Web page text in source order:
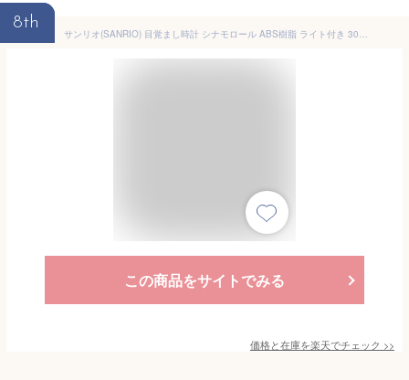
8th
サンリオ(SANRIO) 目覚まし時計 シナモロール ABS樹脂 ライト付き 306690
この商品をサイトでみる
価格と在庫を楽天でチェック >>